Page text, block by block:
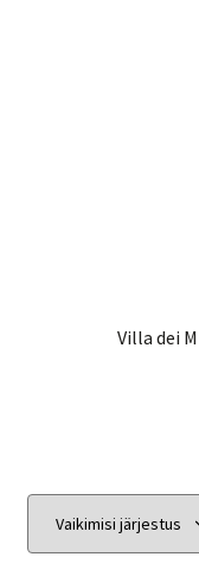
Villa dei